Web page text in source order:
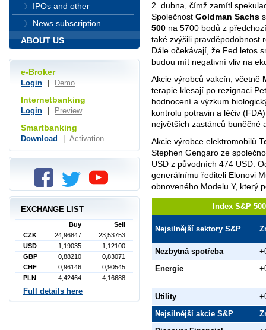
2. dubna, čímž zamítl
Společnost Goldman Sachs
500 na 5700 bodů z
také zvýšili pravděpodobnost
Dále očekávají, že Fed letos
budou mít negativní vliv na
Akcie výrobců vakcín, včetně
terapie klesají po rezignaci
hodnocení a výzkum
kontrolu potravin a léčiv
největších zastánců buněčné
Akcie výrobce elektromobilů
Stephen Gengaro ze
USD z původních 474 USD.
generálnímu řediteli Elonovi
obnoveného Modelu Y, který
Index S&P
Nejsilnější sektory S&P
Nezbytná spotřeba
Energie
Utility
Nejsilnější akcie S&P
IPOs and other
News subscription
ABOUT US
e-Broker
Login Demo
Internetbanking
Login Preview
Smartbanking
Download Activation
EXCHANGE LIST
Buy
Sell
CZK
24,96847
23,53753
USD
1,19035
1,12100
GBP
0,88210
0,83071
CHF
0,96146
0,90545
PLN
4,42464 4,16688
Full details here